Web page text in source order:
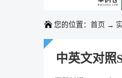
您的位置： 首页 →
中英文对照